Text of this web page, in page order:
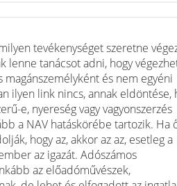
tevékenységet szeretne
lenne tanácsot adni, hogy
magánszemélyként és nem egyéni
ilyen link nincs, annak eldöntése,
e, nyereség vagy vagyonszerzés
a NAV hatáskörébe tartozik. Ha
hogy az, akkor az az, esetleg a
az igazát. Adószámos
az előadóművészek,